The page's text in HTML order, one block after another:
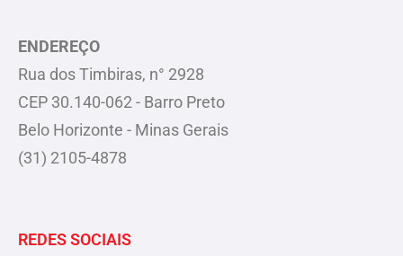
ENDEREÇO
Rua dos Timbiras, n° 2928
CEP 30.140-062 - Barro Preto
Belo Horizonte - Minas Gerais
(31) 2105-4878
REDES SOCIAIS